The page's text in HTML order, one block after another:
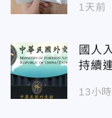
1天前
國人
持續
13小